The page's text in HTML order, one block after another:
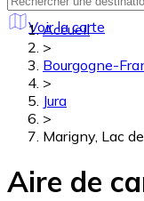
Voir la carte
Accueil
>
Bourgogne-
>
Jura
>
Marigny, Lac
Aire de